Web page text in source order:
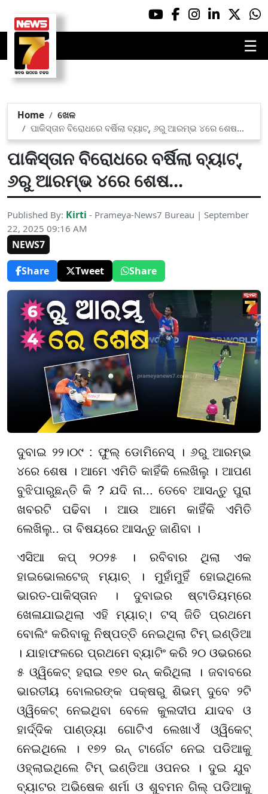
☰
Home
ଖେଳ
ପାକିସ୍ତାନ ବିରୋଧରେ ବର୍ଷିଲା ବ୍ୟାଟ୍, ୬ରୁ ଆରମ୍ଭ ୪ରେ ଶେଷ...
ପାକିସ୍ତାନ ବିରୋଧରେ ବର୍ଷିଲା ବ୍ୟାଟ୍,
୬ରୁ ଆରମ୍ଭ ୪ରେ ଶେଷ...
Published By: Kirti - Prameya-News7 Bureau | September
22, 2025 09:16 AM
NEWS7
Share
Tweet Share
ଦୁବାଇ ୨୨।୦୯ : ଫୁଲ୍‌ ଡୋମିନେସ୍‌ । ୬ରୁ ଆରମ୍ଭ
୪ରେ ଶେଷ । ଆମେ ଏମିତି କାହିଁକି ଲେଖିଲୁ । ଆପଣ
ବୁଝିପାରୁଛନ୍ତି କି ? ଯଦି ନା... ତେବେ ଆସନ୍ତୁ ପୁରା
ଖବରଟି ପଢିବା । ଆଉ ଆମେ କାହିଁକି ଏମିତି
ଲେଖିଲୁ.. ତା ବିଷୟରେ ଆସନ୍ତୁ ଜାଣିବା ।
ଏସିଆ କପ୍‌ ୨୦୨୫ । ରବିବାର ଥିଲା ଏକ
ହାଇଭୋଲଟେଜ୍‌ ମ୍ୟାଚ୍‌ । ମୁହାଁମୁହିଁ ହୋଇଥିଲେ
ଭାରତ-ପାକିସ୍ତାନ । ଦୁବାଇର ଷ୍ଟାଡିୟମ୍‌ରେ
ଖେଳାଯାଇଥିଲା ଏହି ମ୍ୟାଚ୍‌। ଟସ୍‌ ଜିତି ପ୍ରଥମେ
ବୋଲିଂ କରିବାକୁ ନିଷ୍ପତ୍ତି ନେଇଥିଲା ଟିମ୍‌ ଇଣ୍ଡିଆ
। ଯାହାଫଳରେ ପ୍ରଥମେ ବ୍ୟାଟିଂ କରି ୨୦ ଓଭରରେ
୫ ଓ୍ୱିକେଟ୍‌ ହରାଇ ୧୭୧ ରନ୍‌ କରିଥିଲା । ଜବାବରେ
ଭାରତୀୟ ବୋଲରଙ୍କ ପକ୍ଷରୁ ଶିଭମ୍‌ ଦୁବେ ୨ଟି
ଓ୍ୱିକେଟ୍‌ ନେଇଥିବା ବେଳେ କୁଲଦୀପ ଯାଦବ ଓ
ହାର୍ଦ୍ଦିକ ପାଣ୍ଡ୍ୟା ଗୋଟିଏ ଲେଖାଏଁ ଓ୍ୱିକେଟ୍‌
ନେଇଥିଲେ । ୧୭୨ ରନ୍‌ ଟାର୍ଗେଟ ନେଇ ପଡିଆକୁ
ଓହ୍ଲାଇଥିଲେ ଟିମ୍‌ ଇଣ୍ଡିଆ ଓପନର । ଦୁଇ ଯୁବ
ବ୍ୟାଟର ଅଭିଷେକ ଶର୍ମା ଓ ଶୁବମନ ଗିଲ୍‌ ପଡିଆକୁ